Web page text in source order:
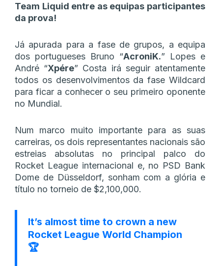
Team Liquid entre as equipas participantes
da prova!
Já apurada para a fase de grupos, a equipa
dos portugueses Bruno “AcroniK.” Lopes e
André “Xpére” Costa irá seguir atentamente
todos os desenvolvimentos da fase Wildcard
para ficar a conhecer o seu primeiro oponente
no Mundial.
Num marco muito importante para as suas
carreiras, os dois representantes nacionais são
estreias absolutas no principal palco do
Rocket League internacional e, no PSD Bank
Dome de Düsseldorf, sonham com a glória e
título no torneio de $2,100,000.
It’s almost time to crown a new
Rocket League World Champion
🏆